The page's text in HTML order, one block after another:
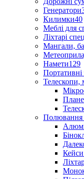
Генератори
Килимки40
Меблі для
Ліхтарі
Мангали,
Намети129
Портативні
Телескопи,
Полювання
Кейси